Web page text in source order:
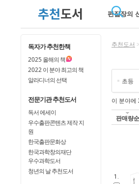
추천도서 편집장의
독자가 추천한책
2025올해의 책
2022이 분야 최고의 책
알라디너의 선택
전문기관 추천도서
독서 에세이
우수출판콘텐츠 제작 지
원
한국출판문화상
한국과학창의재단
우수과학도서
청년의 날 추천도서
추천도서
초등
이 분야에
판매량순
1.